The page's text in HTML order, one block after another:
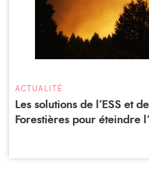
ACTUALITÉ
Les solutions de l’ESS et
Forestières pour éteindre